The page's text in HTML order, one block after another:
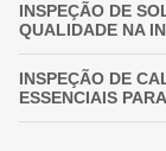
INSPEÇÃO DE
QUALIDADE NA
INSPEÇÃO DE
ESSENCIAIS